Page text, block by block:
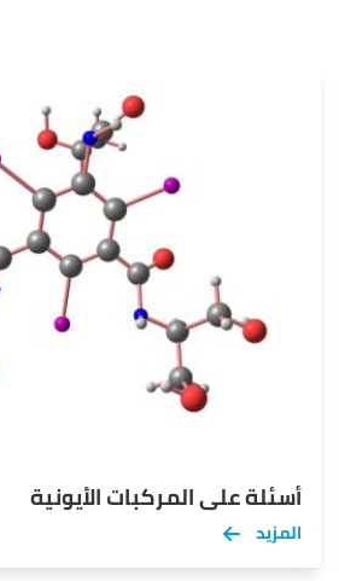
أسئلة على المركبات الأيونية
المزيد